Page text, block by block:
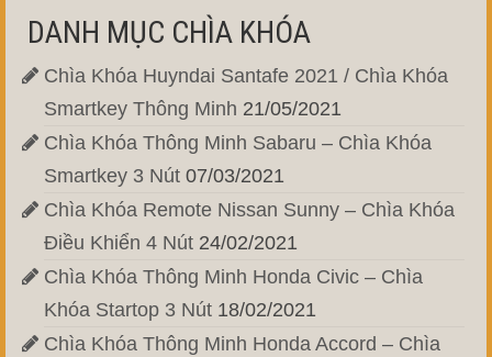
DANH MỤC CHÌA KHÓA
Chìa Khóa Huyndai Santafe 2021 / Chìa Khóa
Smartkey Thông Minh 21/05/2021
Chìa Khóa Thông Minh Sabaru – Chìa Khóa
Smartkey 3 Nút 07/03/2021
Chìa Khóa Remote Nissan Sunny – Chìa Khóa
Điều Khiển 4 Nút 24/02/2021
Chìa Khóa Thông Minh Honda Civic – Chìa
Khóa Startop 3 Nút 18/02/2021
Chìa Khóa Thông Minh Honda Accord – Chìa